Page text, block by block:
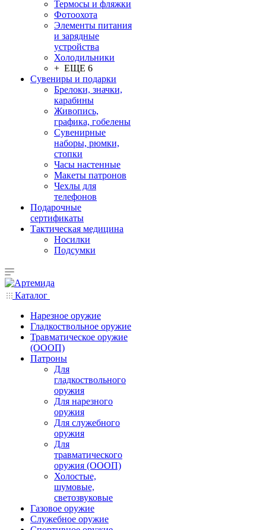
Термосы и фляжки
Фотоохота
Элементы питания
и зарядные
устройства
Холодильники
+ ЕЩЕ 6
Сувениры и подарки
Брелоки, значки,
карабины
Живопись,
графика, гобелены
Сувенирные
наборы, рюмки,
стопки
Часы настенные
Макеты патронов
Чехлы для
телефонов
Подарочные
сертификаты
Тактическая медицина
Носилки
Подсумки
Каталог
Нарезное оружие
Гладкоствольное оружие
Травматическое оружие
(ОООП)
Патроны
Для
гладкоствольного
оружия
Для нарезного
оружия
Для служебного
оружия
Для
травматического
оружия (ОООП)
Холостые,
шумовые,
светозвуковые
Газовое оружие
Служебное оружие